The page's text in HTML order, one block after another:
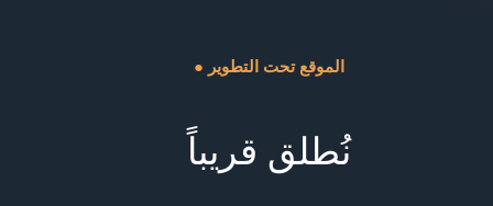
● الموقع تحت التطوير
نُطلق قريباً